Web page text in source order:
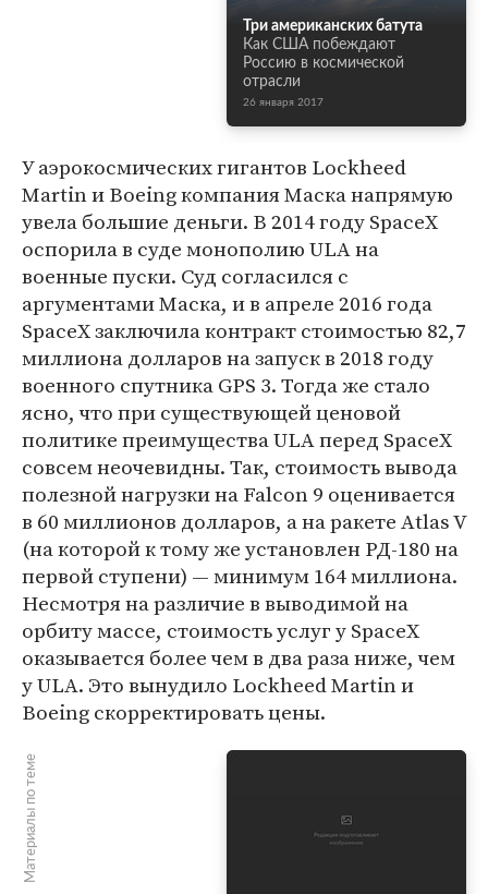
Три американских батута
Как США побеждают
Россию в космической
отрасли
26 января 2017
У аэрокосмических гигантов Lockheed
Martin и Boeing компания Маска напрямую
увела большие деньги. В 2014 году SpaceX
оспорила в суде монополию ULA на
военные пуски. Суд согласился с
аргументами Маска, и в апреле 2016 года
SpaceX заключила контракт стоимостью 82,7
миллиона долларов на запуск в 2018 году
военного спутника GPS 3. Тогда же стало
ясно, что при существующей ценовой
политике преимущества ULA перед SpaceX
совсем неочевидны. Так, стоимость вывода
полезной нагрузки на Falcon 9 оценивается
в 60 миллионов долларов, а на ракете Atlas V
(на которой к тому же установлен РД-180 на
первой ступени) — минимум 164 миллиона.
Несмотря на различие в выводимой на
орбиту массе, стоимость услуг у SpaceX
оказывается более чем в два раза ниже, чем
у ULA. Это вынудило Lockheed Martin и
Boeing скорректировать цены.
Материалы по теме